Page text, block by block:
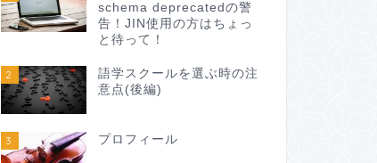
schema deprecatedの警
告！JIN使用の方はちょっ
と待って！
2
語学スクールを選ぶ時の注
意点(後編)
3 プロフィール